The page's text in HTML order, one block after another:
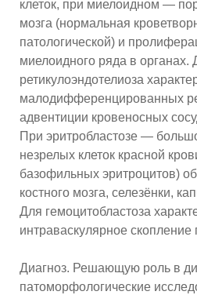
клеток, при миелоидном —
мозга (нормальная
патологической) и
миелоидного ряда в органах.
ретикулоэндотелиоза
малодифференцированных
адвентиции кровеносных
При эритробластозе —
незрелых клеток красной
базофильных эритроцитов)
костного мозга, селезёнки,
Для гемоцитобластоза
интраваскулярное скопление
Диагноз. Решающую роль в
патоморфологические